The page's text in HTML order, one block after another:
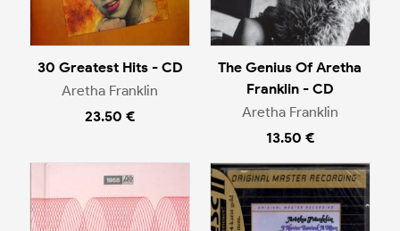
30 Greatest Hits - CD
Aretha Franklin
23.50 €
The Genius Of Aretha
Franklin - CD
Aretha Franklin
13.50 €